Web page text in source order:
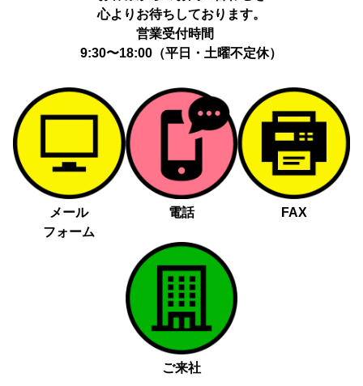
心よりお待ちしております。
営業受付時間
9:30〜18:00（平日・土曜不定休）
メール
フォーム
電話 FAX
ご来社